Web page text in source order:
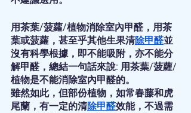
用茶葉/菠蘿/植物消除室內甲醛，用茶
葉或菠蘿，甚至乎其他生果清除甲醛並
沒有科學根據，即不能吸附，亦不能分
解甲醛，總結一句話來說: 用茶葉/菠蘿/
植物是不能消除室內甲醛的。
雖然如此，但部份植物，如常春藤和虎
尾蘭，有一定的清除甲醛效能，不過需